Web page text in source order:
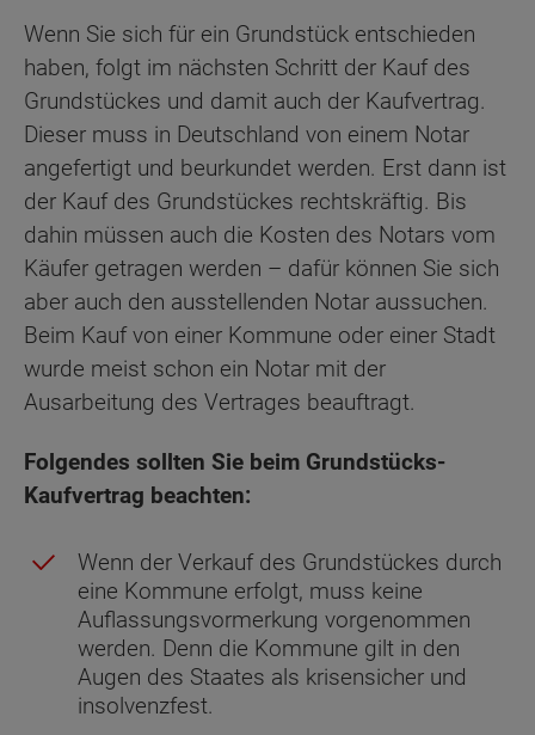
Wenn Sie sich für ein Grundstück entschieden
haben, folgt im nächsten Schritt der Kauf des
Grundstückes und damit auch der Kaufvertrag.
Dieser muss in Deutschland von einem Notar
angefertigt und beurkundet werden. Erst dann ist
der Kauf des Grundstückes rechtskräftig. Bis
dahin müssen auch die Kosten des Notars vom
Käufer getragen werden – dafür können Sie sich
aber auch den ausstellenden Notar aussuchen.
Beim Kauf von einer Kommune oder einer Stadt
wurde meist schon ein Notar mit der
Ausarbeitung des Vertrages beauftragt.
Folgendes sollten Sie beim Grundstücks-
Kaufvertrag beachten:
Wenn der Verkauf des Grundstückes durch
eine Kommune erfolgt, muss keine
Auflassungsvormerkung vorgenommen
werden. Denn die Kommune gilt in den
Augen des Staates als krisensicher und
insolvenzfest.